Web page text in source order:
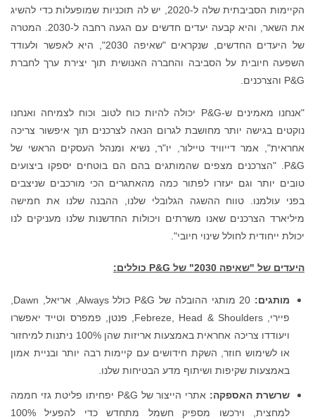
הקיימות הסביבתית שלה ל-2020, יש לה תוכניות שמופעלות כדי להשיג
את השאר, והיא קבעה יעדים חדשים עם הגעה רחבה ל-2030. המטרה
של היעדים החדשים, שנקראים "שאיפה 2030", היא לאפשר ולעודד
השפעה חיובית על הסביבה והחברה האנושית תוך יצירת ערך לחברת
P&G והצרכנים.
"אנחנו מאמינים ש-P&G יכולה להיות כוח לטוב וכוח לצמיחה ואנחנו
נוקטים בגישה יותר מחושבת לגרום הנאה לצרכנים תוך איפשור צריכה
אחראית", אמר דייוויד טיילור, יו"ר, נשיא ומנהל העסקים הראשי של
P&G. "הצרכנים מצפים שהמותגים בהם הם בוטחים יספקו ביצועים
טובים יותר וגם יעזרו לפתור כמה מהאתגרים הכי מורכבים שניצבים
בפני עולמנו. טווח ההשגה הגלובלי שלנו, ההבנה שלנו את חמישה
מיליארד הצרכנים שאנו משרתים ויכולות החדשנות שלנו מעניקים לנו
יכולת ייחודית לחולל שינוי חיובי".
היעדים של "שאיפה 2030" של P&G כוללים:
מותגים:
פיירי, Febreze, Head & Shoulders, פנטן, פמפרס וטייד יאפשרו
ויעודדו צריכה אחראית באמצעות אריזות שהן 100% ניתנות למיחזור
או לשימוש חוזר, השקת חידושים עם קיימות רבה יותר ובניית אמון
באמצעות שקיפות ושיתוף מדע הבטיחות שלנו.
שרשרת האספקה:
אתרי הייצור של P&G יפחיתו פליטת גזי חממה
למחצית, וירכשו מספיק חשמל מתחדש כדי להפעיל 100%